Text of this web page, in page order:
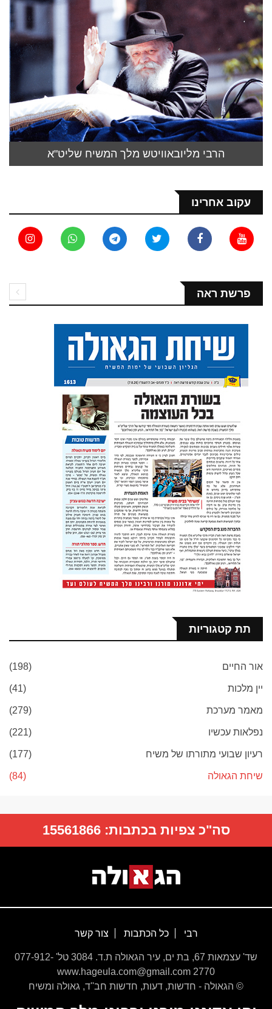
הרבי מליובאוויטש מלך המשיח שליט"א
עקוב אחרינו
פרשת ראה
תת קטגוריות
אור החיים (198)
יין מלכות (41)
מאמר מערכת (279)
נפלאות עכשיו (221)
רעיון שבועי מתורתו של משיח (177)
שיחת הגאולה (84)
סה"כ צפיות בכתבות:15561866
רבי כל הכתבות צור קשר
שד' עצמאות 67, בת ים, עיר הגאולה ת.ד. 3084 טל' 077-912-
2770 www.hageula.com@gmail.com
© הגאולה - חדשות, דעות, חדשות חב''ד, גאולה ומשיח